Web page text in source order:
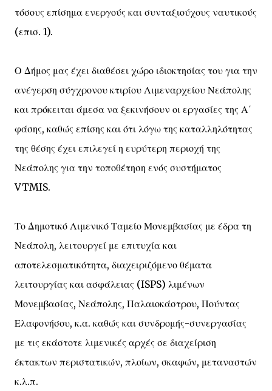
τόσους επίσημα ενεργούς και συνταξιούχους ναυτικούς
(επισ. 1).
Ο Δήμος μας έχει διαθέσει χώρο ιδιοκτησίας του για την
ανέγερση σύγχρονου κτιρίου Λιμεναρχείου Νεάπολης
και πρόκειται άμεσα να ξεκινήσουν οι εργασίες της Α΄
φάσης, καθώς επίσης και ότι λόγω της καταλληλότητας
της θέσης έχει επιλεγεί η ευρύτερη περιοχή της
Νεάπολης για την τοποθέτηση ενός συστήματος
VTMIS.
Το Δημοτικό Λιμενικό Ταμείο Μονεμβασίας με έδρα τη
Νεάπολη, λειτουργεί με επιτυχία και
αποτελεσματικότητα, διαχειριζόμενο θέματα
λειτουργίας και ασφάλειας (ISPS) λιμένων
Μονεμβασίας, Νεάπολης, Παλαιοκάστρου, Πούντας
Ελαφονήσου, κ.α. καθώς και συνδρομής-συνεργασίας
με τις εκάστοτε λιμενικές αρχές σε διαχείριση
έκτακτων περιστατικών, πλοίων, σκαφών, μεταναστών
κ.λ.π.